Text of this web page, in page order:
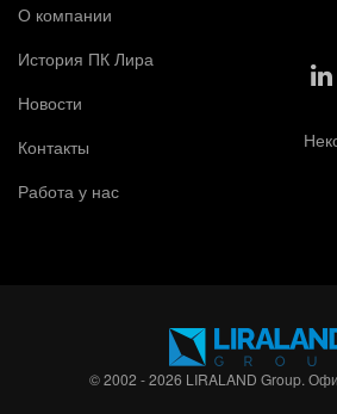
О компании
История ПК Лира
Новости
Контакты
Работа у нас
© 2002 - 2026 LIRALAND Group.